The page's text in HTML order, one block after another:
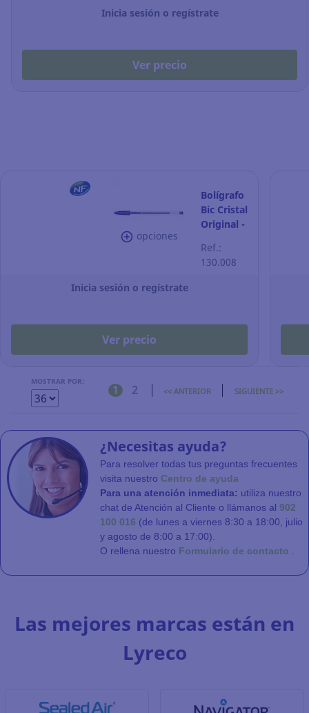
Inicia sesión o regístrate
Ver precio
opciones
Bolígrafo
Bic Cristal
Original -
Ref.:
130.008
Inicia sesión o regístrate
Ver precio
MOSTRAR POR:
1 2 << ANTERIOR SIGUIENTE >>
¿Necesitas ayuda?
Para resolver todas tus preguntas frecuentes
visita nuestro Centro de ayuda
Para una atención inmediata: utiliza nuestro
chat de Atención al Cliente o llámanos al 902
100 016 (de lunes a viernes 8:30 a 18:00, julio
y agosto de 8:00 a 17:00).
O rellena nuestro Formulario de contacto
Las mejores marcas están en
Lyreco